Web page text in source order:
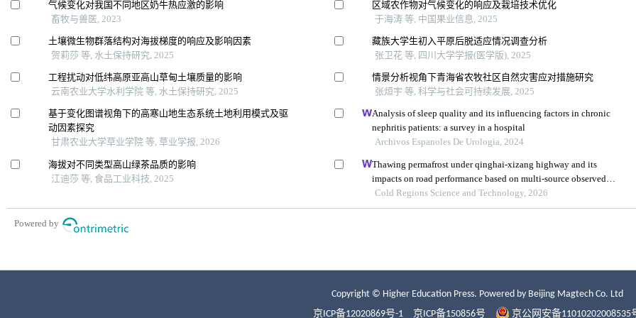
Copyright © Higher Education Press. Powered by Beijing Magtech Co. Ltd
京ICP备12020869号-1
京ICP备150856号 京公网安备11010202008535